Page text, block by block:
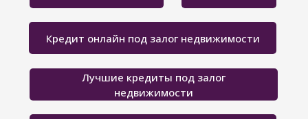
Лучшие кредиты под залог
недвижимости
Кредит онлайн под залог недвижимости